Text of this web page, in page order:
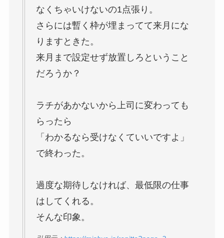
なくちゃいけないの1点張り。
さらには暫く枠が埋まってて来月にな
りますときた。
来月まで設定せず放置しろということ
だろうか？
ラチがあかないから上司に変わっても
らったら
「わかるなら受けなくていいですよ」
で終わった。
過度な期待しなければ、最低限の仕事
はしてくれる。
そんな印象。